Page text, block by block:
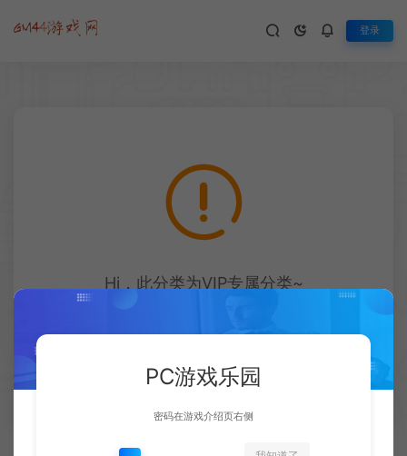
登录
Hi，此分类为VIP专属分类~
PC游戏乐园
密码在游戏介绍页右侧